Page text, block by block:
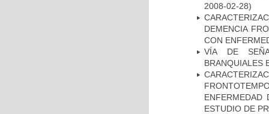
2008-02-28)
DEMENCIA
CON
VÍA DE
BRANQUIALES
ENFERMEDAD
ESTUDIO DE